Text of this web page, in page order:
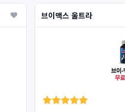
브이맥스 울트라